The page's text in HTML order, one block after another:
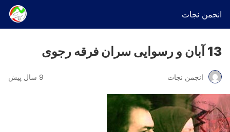
انجمن نجات
13 آبان و رسوایی سران فرقه رجوی
انجمن نجات 9 سال پیش